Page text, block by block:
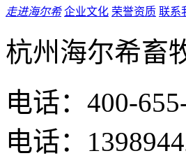
走进海尔希 企业文化 荣誉资质 联系
杭州海尔希畜
电话：400-
电话：